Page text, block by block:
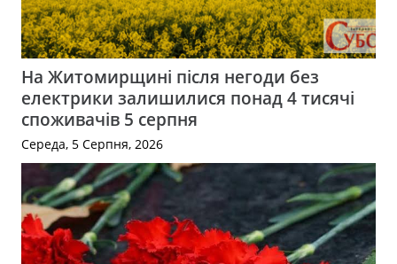
На Житомирщині після негоди без
електрики залишилися понад 4 тисячі
споживачів 5 серпня
Середа, 5 Серпня, 2026